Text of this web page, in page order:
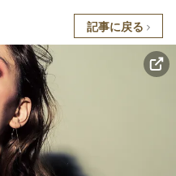
記事に戻る